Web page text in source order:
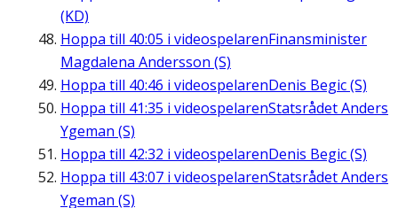
(KD)
Hoppa till 40:05 i videospelarenFinansminister
Magdalena Andersson (S)
Hoppa till 40:46 i videospelarenDenis Begic (S)
Hoppa till 41:35 i videospelarenStatsrådet Anders
Ygeman (S)
Hoppa till 42:32 i videospelarenDenis Begic (S)
Hoppa till 43:07 i videospelarenStatsrådet Anders
Ygeman (S)